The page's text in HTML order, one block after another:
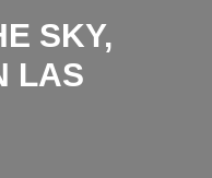
SKY,
LAS